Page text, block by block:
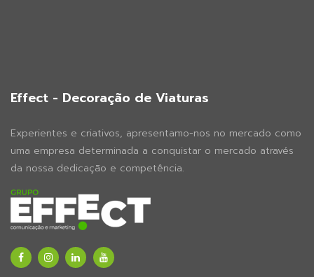
Effect - Decoração de Viaturas
Experientes e criativos, apresentamo-nos no mercado como
uma empresa determinada a conquistar o mercado através
da nossa dedicação e competência.